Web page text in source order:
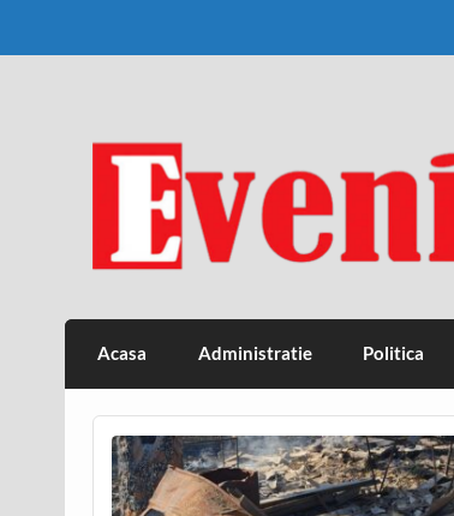
Eveniment Valcean
Acasa Administratie Politica